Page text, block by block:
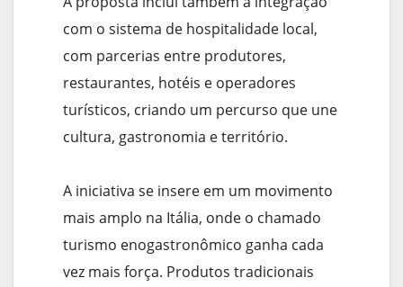
com o sistema de hospitalidade local,
com parcerias entre produtores,
restaurantes, hotéis e operadores
turísticos, criando um percurso que une
cultura, gastronomia e território.
A iniciativa se insere em um movimento
mais amplo na Itália, onde o chamado
turismo enogastronômico ganha cada
vez mais força. Produtos tradicionais